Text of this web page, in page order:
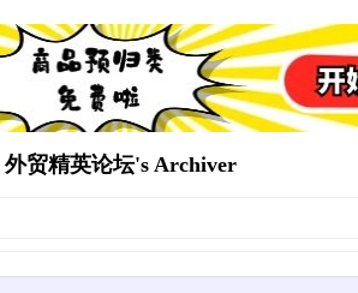
外贸精英论坛's Archiver